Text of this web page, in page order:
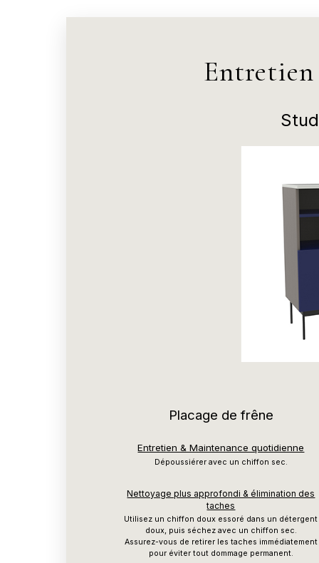
Entretien
Placage de frêne
Entretien & Maintenance quotidienne
Dépoussiérer avec un chiffon sec.
Nettoyage plus approfondi & élimination des
taches
Utilisez un chiffon doux essoré dans un détergent
doux, puis séchez avec un chiffon sec.
Assurez-vous de retirer les taches immédiatement
pour éviter tout dommage permanent.